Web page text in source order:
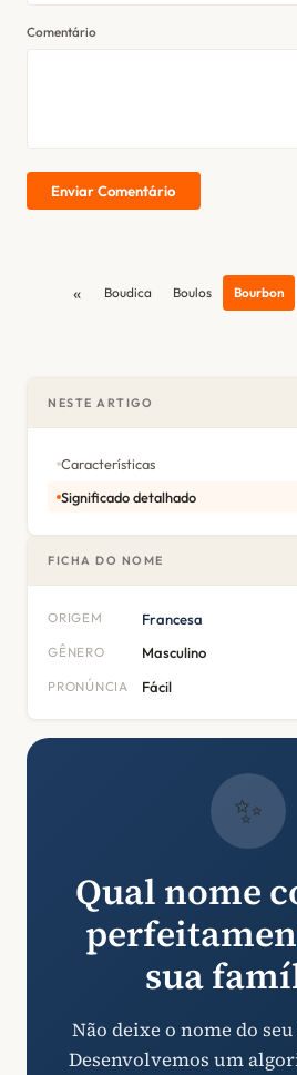
Comentário
Enviar Comentário
« Boudica Boulos Bourbon
NESTE ARTIGO
Características
Significado detalhado
FICHA DO NOME
ORIGEM Francesa
GÊNERO Masculino
PRONÚNCIA Fácil
✨
Qual nome
sua
Não deixe o nome do
Desenvolvemos um